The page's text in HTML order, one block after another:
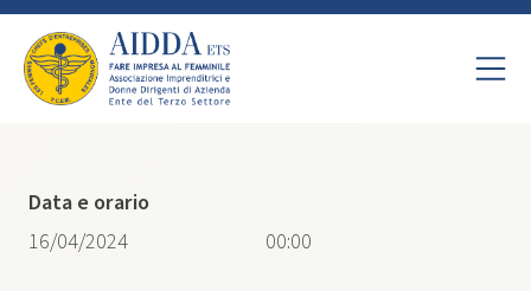
Data e orario
16/04/2024
00:00